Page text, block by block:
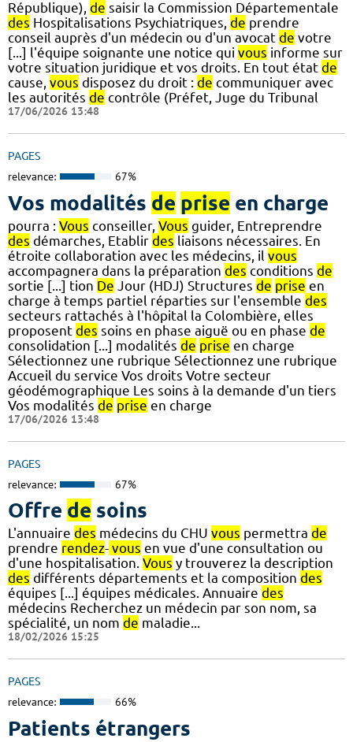
République), de saisir la Commission Départementale
des Hospitalisations Psychiatriques, de prendre
conseil auprès d'un médecin ou d'un avocat de votre
[...] l'équipe soignante une notice qui vous informe sur
votre situation juridique et vos droits. En tout état de
cause, vous disposez du droit : de communiquer avec
les autorités de contrôle (Préfet, Juge du Tribunal
17/06/2026 13:48
PAGES
relevance: 67%
Vos modalités de prise en charge
pourra : Vous conseiller, Vous guider, Entreprendre
des démarches, Etablir des liaisons nécessaires. En
étroite collaboration avec les médecins, il vous
accompagnera dans la préparation des conditions de
sortie [...] tion De Jour (HDJ) Structures de prise en
charge à temps partiel réparties sur l'ensemble des
secteurs rattachés à l'hôpital la Colombière, elles
proposent des soins en phase aiguë ou en phase de
consolidation [...] modalités de prise en charge
Sélectionnez une rubrique Sélectionnez une rubrique
Accueil du service Vos droits Votre secteur
géodémographique Les soins à la demande d'un tiers
Vos modalités de prise en charge
17/06/2026 13:48
PAGES
relevance: 67%
Offre de soins
L'annuaire des médecins du CHU vous permettra de
prendre rendez- vous en vue d'une consultation ou
d'une hospitalisation. Vous y trouverez la description
des différents départements et la composition des
équipes [...] équipes médicales. Annuaire des
médecins Recherchez un médecin par son nom, sa
spécialité, un nom de maladie...
18/02/2026 15:25
PAGES
relevance: 66%
Patients étrangers